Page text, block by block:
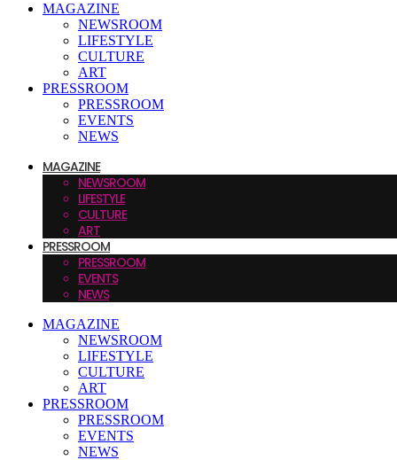
MAGAZINE
NEWSROOM
LIFESTYLE
CULTURE
ART
PRESSROOM
PRESSROOM
EVENTS
NEWS
MAGAZINE
NEWSROOM
LIFESTYLE
CULTURE
ART
PRESSROOM
PRESSROOM
EVENTS
NEWS
MAGAZINE
NEWSROOM
LIFESTYLE
CULTURE
ART
PRESSROOM
PRESSROOM
EVENTS
NEWS